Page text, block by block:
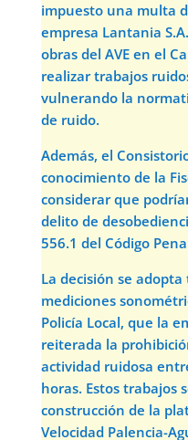
impuesto una multa
empresa Lantania
obras del AVE en el
realizar trabajos
vulnerando la
de ruido.
Además, el
conocimiento de la
considerar que
delito de
556.1 del Código
La decisión se
mediciones
Policía Local, que la
reiterada la
actividad ruidosa
horas. Estos trabajos
construcción de la
Velocidad Palencia-